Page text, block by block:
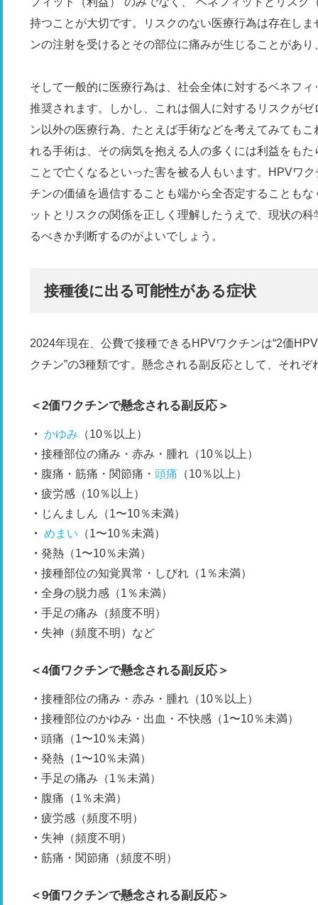
持つことが大切です。リスクのない医療行為は存在し
ンの注射を受けるとその部位に痛みが生じることがあ
そして一般的に医療行為は、社会全体に対するベネフ
推奨されます。しかし、これは個人に対するリスクが
ン以外の医療行為、たとえば手術などを考えてみても
れる手術は、その病気を抱える人の多くには利益をも
ことで亡くなるといった害を被る人もいます。HPVワ
チンの価値を過信することも端から全否定することも
ットとリスクの関係を正しく理解したうえで、現状の
るべきか判断するのがよいでしょう。
接種後に出る可能性がある症状
2024年現在、公費で接種できるHPVワクチンは“2価
クチン”の3種類です。懸念される副反応として、それ
＜2価ワクチンで懸念される副反応＞
かゆみ （10％以上）
接種部位の痛み・赤み・腫れ（10％以上）
腹痛・筋痛・関節痛・ 頭痛 （10％以上）
疲労感（10％以上）
じんましん（1〜10％未満）
めまい （1〜10％未満）
発熱（1〜10％未満）
接種部位の知覚異常・しびれ（1％未満）
全身の脱力感（1％未満）
手足の痛み（頻度不明）
失神（頻度不明）など
＜4価ワクチンで懸念される副反応＞
接種部位の痛み・赤み・腫れ（10％以上）
接種部位のかゆみ・出血・不快感（1〜10％未満）
頭痛（1〜10％未満）
発熱（1〜10％未満）
手足の痛み（1％未満）
腹痛（1％未満）
疲労感（頻度不明）
失神（頻度不明）
筋痛・関節痛（頻度不明）
＜9価ワクチンで懸念される副反応＞